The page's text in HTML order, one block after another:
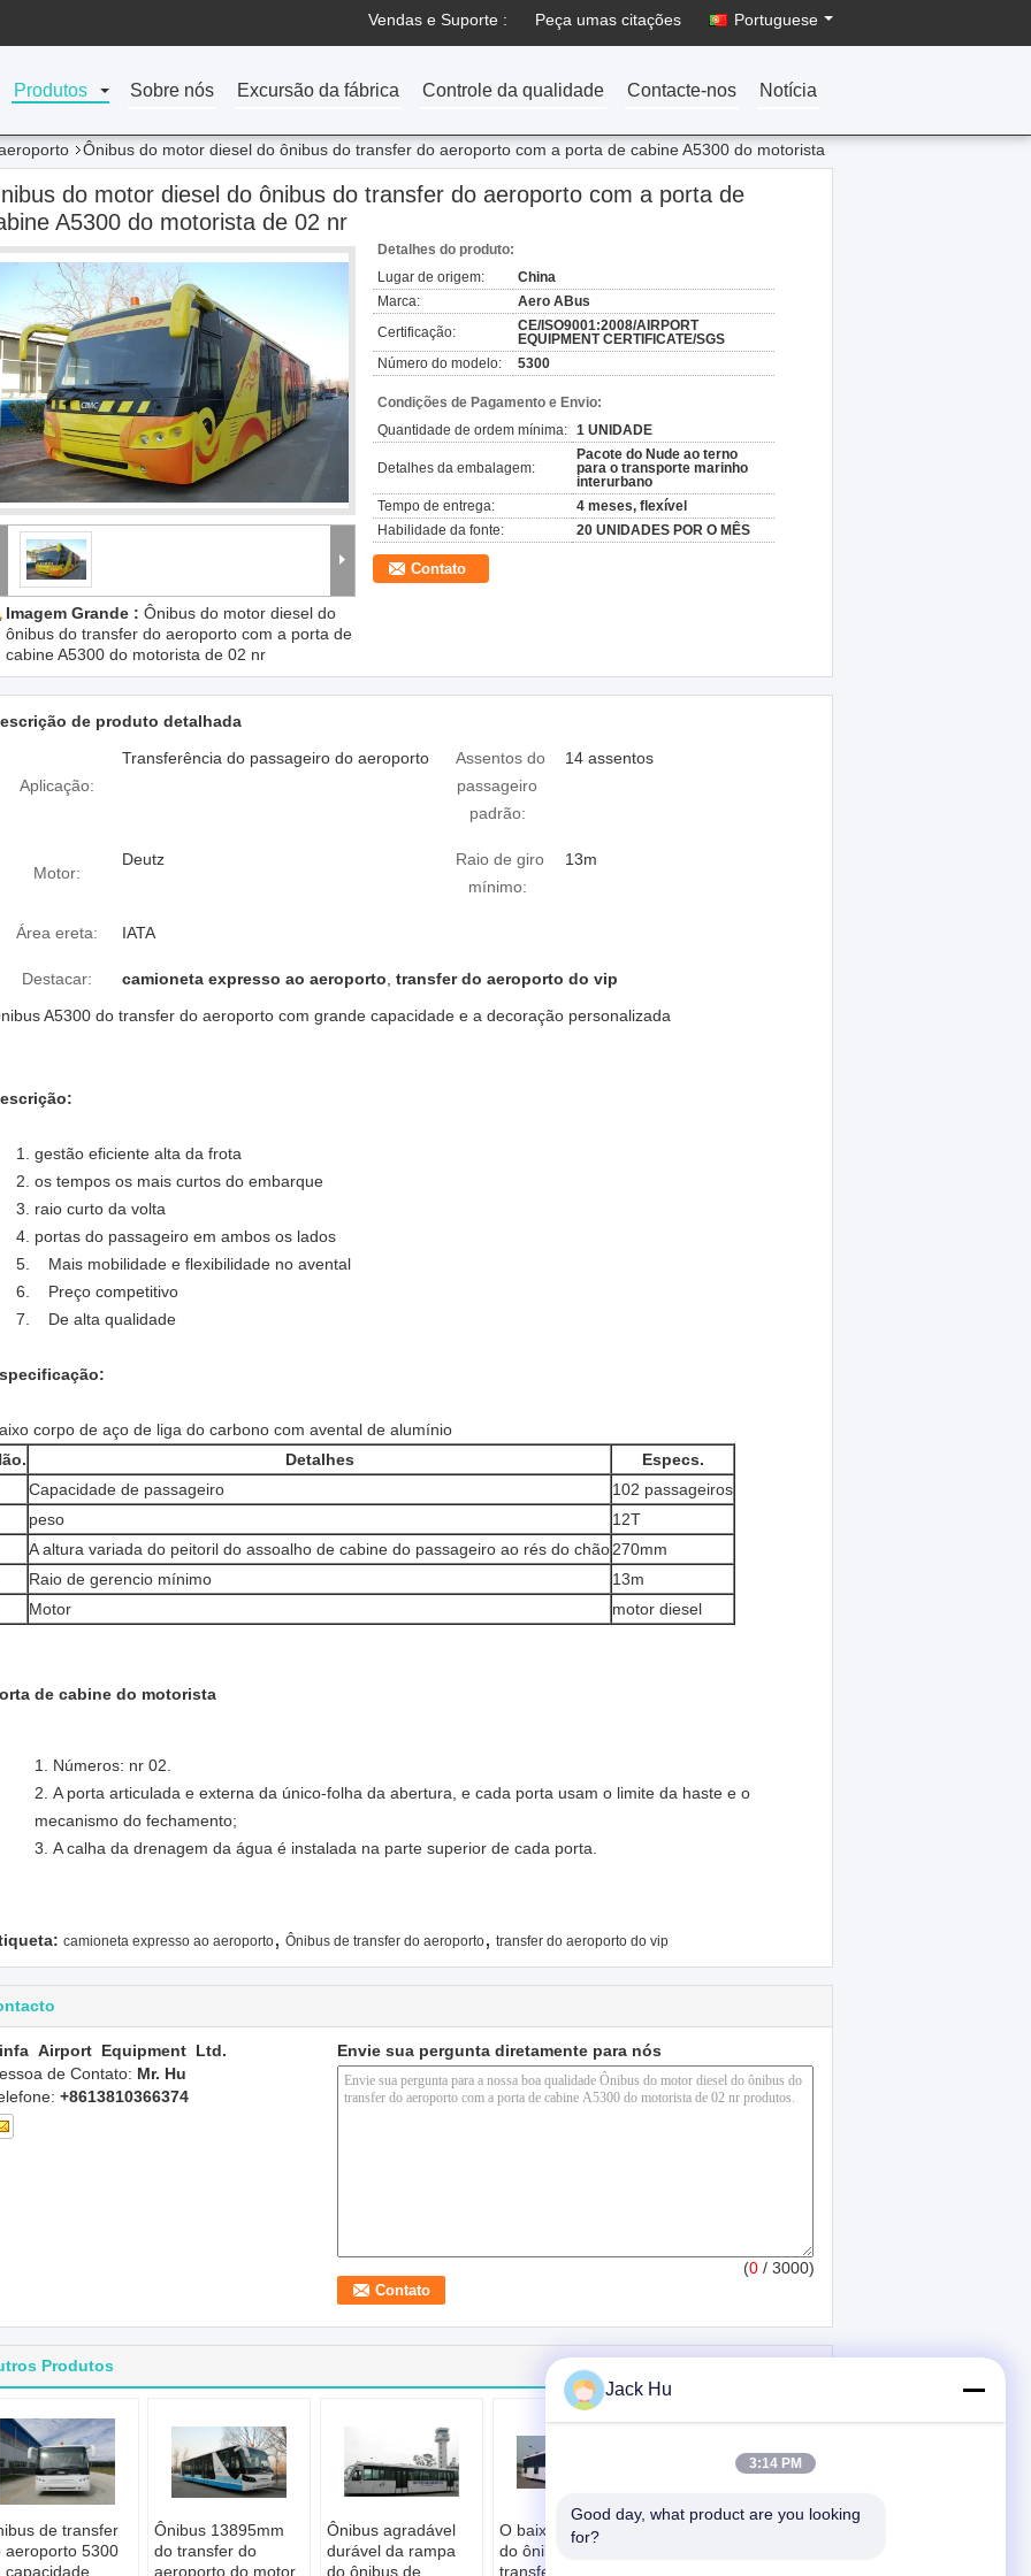
Vendas e Suporte : Peça umas citações Portuguese
Produtos Sobre nós Excursão da fábrica Controle da qualidade Contacte-nos Notícia
Ônibus do motor diesel do ônibus do transfer do aeroporto com a porta de cabine A5300 do motorista
do motor diesel do ônibus do transfer do aeroporto com a porta de
A5300 do motorista de 02 nr
Imagem Grande : Ônibus do motor diesel do
ônibus do transfer do aeroporto com a porta de
cabine A5300 do motorista de 02 nr
Detalhes do produto:
Lugar de origem:
China
Marca:
Aero ABus
Certificação:
CE/ISO9001:2008/AIRPORT
EQUIPMENT CERTIFICATE/SGS
Número do modelo:
5300
Condições de Pagamento e Envio:
Quantidade de ordem mínima: 1 UNIDADE
Detalhes da embalagem:
Pacote do Nude ao terno
para o transporte marinho
interurbano
Tempo de entrega:
4 meses, flexível
Habilidade da fonte:
20 UNIDADES POR O MÊS
Contato
de produto detalhada
Aplicação:
Transferência do passageiro do aeroporto
Assentos do
passageiro
padrão:
14 assentos
Motor:
Deutz
Raio de giro
mínimo:
13m
Área ereta: IATA
Destacar: camioneta expresso ao aeroporto transfer do aeroporto do vip
A5300 do transfer do aeroporto com grande capacidade e a decoração personalizada
1. gestão eficiente alta da frota
2. os tempos os mais curtos do embarque
3. raio curto da volta
4. portas do passageiro em ambos os lados
5. Mais mobilidade e flexibilidade no avental
6. Preço competitivo
7. De alta qualidade
corpo de aço de liga do carbono com avental de alumínio
Detalhes
Especs.
Capacidade de passageiro
102 passageiros
peso
12T
A altura variada do peitoril do assoalho de cabine do passageiro ao rés do chão270mm
Raio de gerencio mínimo
13m
Motor motor diesel
de cabine do motorista
Números: nr 02.
A porta articulada e externa da único-folha da abertura, e cada porta usam o limite da haste e o
mecanismo do fechamento;
A calha da drenagem da água é instalada na parte superior de cada porta.
camioneta expresso ao aeroporto, Ônibus de transfer do aeroporto, transfer do aeroporto do vip
Airport Equipment Ltd.
de Contato: Mr. Hu
+8613810366374
Envie sua pergunta diretamente para nós
(0 / 3000)
Produtos
de transfer
aeroporto 5300
capacidade
Ônibus 13895mm
do transfer do
aeroporto do motor
Ônibus agradável
durável da rampa
do ônibus de
O baixo aeroporto
do ônibus do
transfer do
Jack Hu
3:14 PM
Good day, what product are you looking
for?